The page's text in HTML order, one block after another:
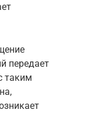
передает
таким